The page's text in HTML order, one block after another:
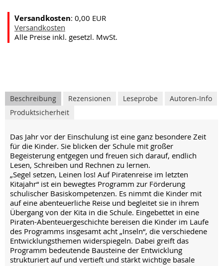
Versandkosten: 0,00 EUR
Versandkosten
Alle Preise inkl. gesetzl. MwSt.
Beschreibung Rezensionen Leseprobe
Autoren-Info
Produktsicherheit
Das Jahr vor der Einschulung ist eine ganz besondere Zeit
für die Kinder. Sie blicken der Schule mit großer
Begeisterung entgegen und freuen sich darauf, endlich
Lesen, Schreiben und Rechnen zu lernen.
„Segel setzen, Leinen los! Auf Piratenreise im letzten
Kitajahr“ ist ein bewegtes Programm zur Förderung
schulischer Basiskompetenzen. Es nimmt die Kinder mit
auf eine abenteuerliche Reise und begleitet sie in ihrem
Übergang von der Kita in die Schule. Eingebettet in eine
Piraten-Abenteuergeschichte bereisen die Kinder im Laufe
des Programms insgesamt acht „Inseln“, die verschiedene
Entwicklungsthemen widerspiegeln. Dabei greift das
Programm bedeutende Bausteine der Entwicklung
strukturiert auf und vertieft und stärkt wichtige basale